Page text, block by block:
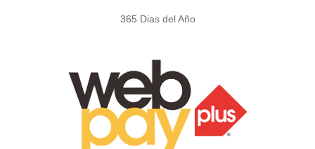
365 Dias del Año